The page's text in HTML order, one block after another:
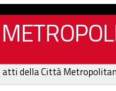
atti della Città